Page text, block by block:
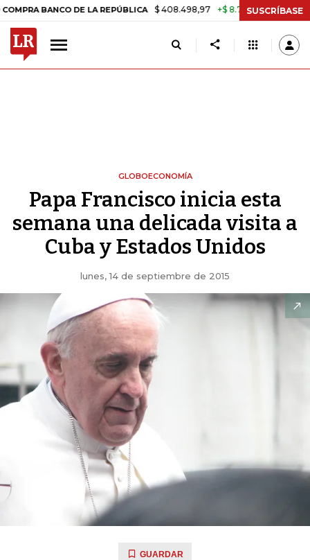
DE LA REPÚBLICA $ 408.498,97 +$ 8.753,81 +2,19% TASA DE
SUSCRÍBASE
GLOBOECONOMÍA
Papa Francisco inicia esta
semana una delicada visita a
Cuba y Estados Unidos
lunes, 14 de septiembre de 2015
GUARDAR